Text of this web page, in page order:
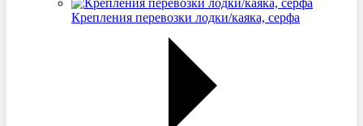
Крепления перевозки лодки/каяка, серфа